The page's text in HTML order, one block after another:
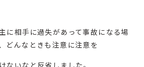
に相手に過失があって事故になる場
どんなときも注意に注意を